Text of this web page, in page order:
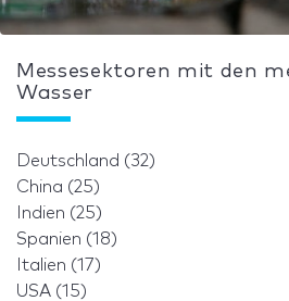
Messesektoren mit den
Wasser
Deutschland (32)
China (25)
Indien (25)
Spanien (18)
Italien (17)
USA (15)